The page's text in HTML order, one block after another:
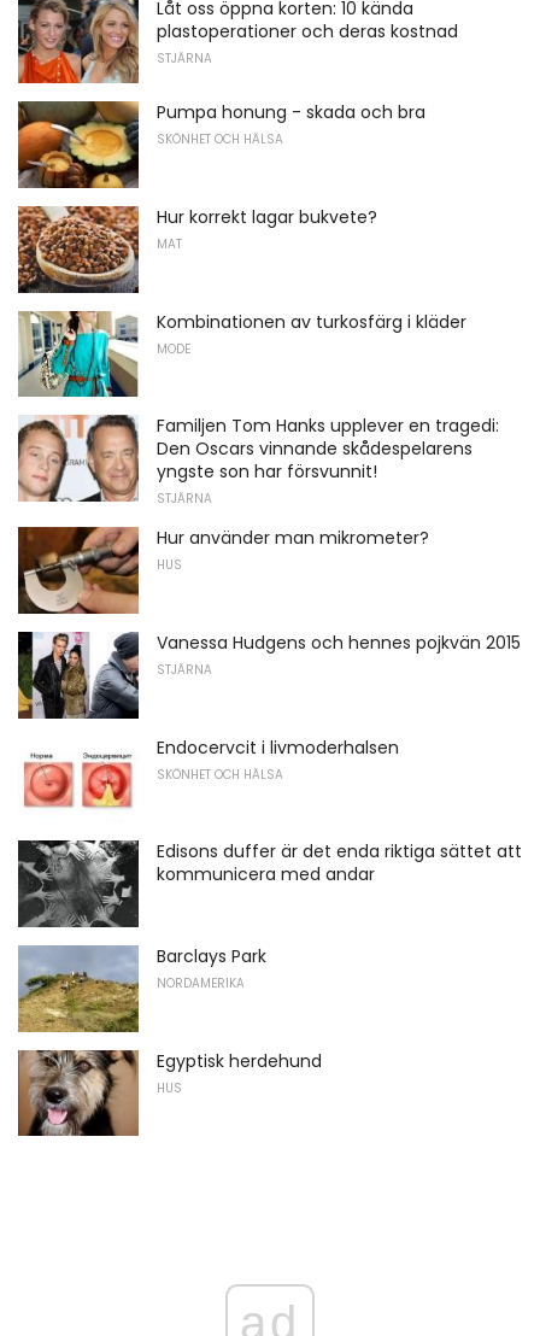
Låt oss öppna korten: 10 kända
plastoperationer och deras kostnad
STJÄRNA
Pumpa honung - skada och bra
SKÖNHET OCH HÄLSA
Hur korrekt lagar bukvete?
MAT
Kombinationen av turkosfärg i kläder
MODE
Familjen Tom Hanks upplever en tragedi:
Den Oscars vinnande skådespelarens
yngste son har försvunnit!
STJÄRNA
Hur använder man mikrometer?
HUS
Vanessa Hudgens och hennes pojkvän 2015
STJÄRNA
Endocervcit i livmoderhalsen
SKÖNHET OCH HÄLSA
Edisons duffer är det enda riktiga sättet att
kommunicera med andar
Barclays Park
NORDAMERIKA
Egyptisk herdehund
HUS
ad